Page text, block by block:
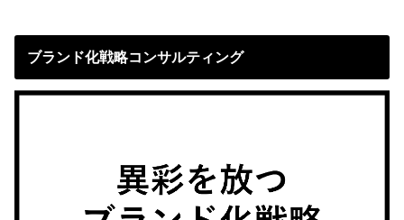
ブランド化戦略コンサルティング